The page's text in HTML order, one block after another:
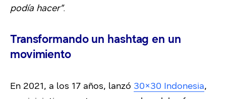
podía hacer”.
Transformando un hashtag en un
movimiento
En 2021, a los 17 años, lanzó 30×30 Indonesia,